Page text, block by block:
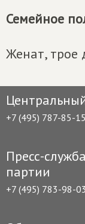
Семейное
Женат, трое
+7 (495) 787-85-15
Пресс-служба
партии
+7 (495) 783-98-03